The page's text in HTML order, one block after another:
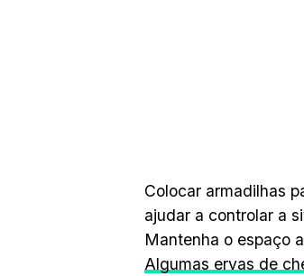
Colocar armadilhas
ajudar a controlar a
Mantenha o espaço
Algumas ervas de